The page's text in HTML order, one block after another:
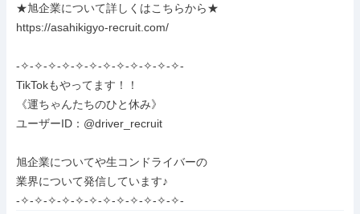
★旭企業について詳しくはこちらから★
https://asahikigyo-recruit.com/
-✧-✧-✧-✧-✧-✧-✧-✧-✧-✧-✧-✧-
TikTokもやってます！！
《運ちゃんたちのひと休み》
ユーザーID：@driver_recruit
旭企業についてや生コンドライバーの
業界について発信しています♪
-✧-✧-✧-✧-✧-✧-✧-✧-✧-✧-✧-✧-